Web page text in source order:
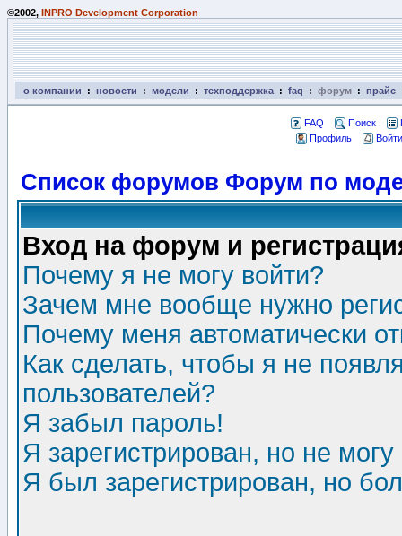
©2002, INPRO Development Corporation
о компании : новости : модели : техподдержка : faq : форум : прайс
FAQ Поиск
Профиль
Список форумов Форум по
Вход на форум и
Почему я не могу войти?
Зачем мне вообще нужно
Почему меня автоматически
Как сделать, чтобы я не
пользователей?
Я забыл пароль!
Я зарегистрирован, но не могу
Я был зарегистрирован, но